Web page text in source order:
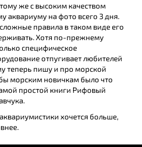
же с высоким качеством
аквариуму на фото всего 3 дня.
правила в таком виде его
Хотя по-прежнему
специфическое
отпугивает любителей
теперь пишу и про морской
морским новичкам было что
простой книги Рифовый
хочется больше,